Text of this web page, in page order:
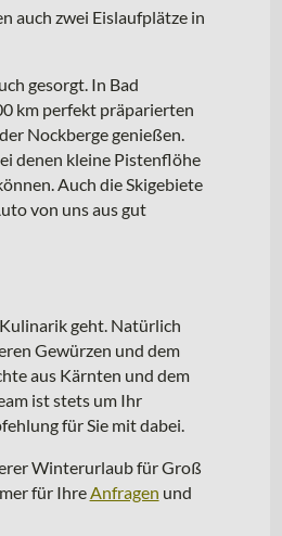
auch zwei Eislaufplätze in
gesorgt. In Bad
km perfekt präparierten
Nockberge genießen.
denen kleine Pistenflöhe
Auch die Skigebiete
von uns aus gut
geht. Natürlich
Gewürzen und dem
aus Kärnten und dem
ist stets um Ihr
für Sie mit dabei.
Winterurlaub für Groß
für IhreAnfragen und